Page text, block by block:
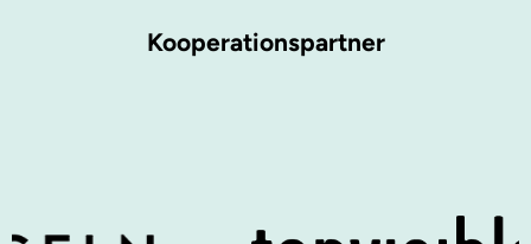
Kooperationspartner